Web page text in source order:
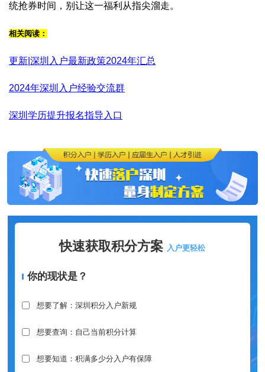
统抢券时间，别让这一福利从指尖溜走。
相关阅读：
更新|深圳入户最新政策2024年汇总
2024年深圳入户经验交流群
深圳学历提升报名指导入口
快速获取积分方案 入户更轻松
你的现状是？
想要了解：深圳积分入户新规
想要查询：自己当前积分计算
想要知道：积满多少分入户有保障